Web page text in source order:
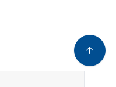
produit ouarrow_upward